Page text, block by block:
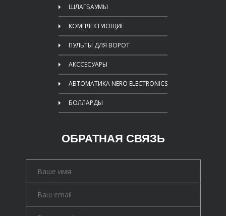
ШЛАГБАУМЫ
КОМПЛЕКТУЮЩИЕ
ПУЛЬТЫ ДЛЯ ВОРОТ
АКССЕСУАРЫ
АВТОМАТИКА NERO ELECTRONICS
БОЛЛАРДЫ
ОБРАТНАЯ СВЯЗЬ